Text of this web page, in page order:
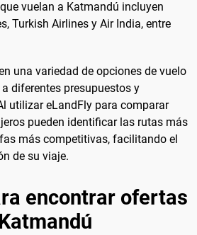
vuelan a Katmandú incluyen
Turkish Airlines y Air India, entre
una variedad de opciones de vuelo
diferentes presupuestos y
utilizar eLandFly para comparar
pueden identificar las rutas más
más competitivas, facilitando el
de su viaje.
encontrar ofertas